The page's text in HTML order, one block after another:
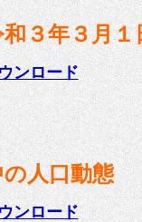
３年３月１
ンロード
人口動態
ンロード